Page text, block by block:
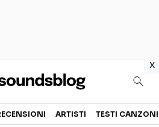
x
ARTISTI TESTI CANZONI